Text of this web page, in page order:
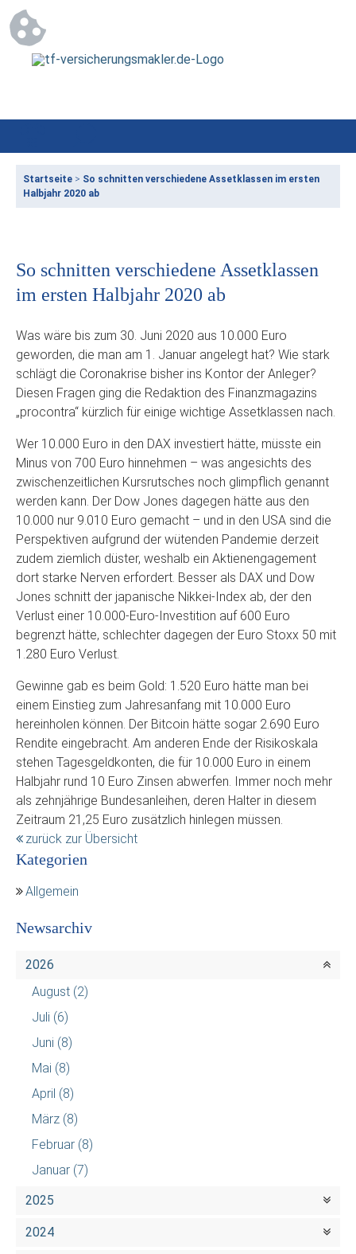
Startseite > So schnitten verschiedene Assetklassen im ersten
Halbjahr 2020 ab
So schnitten verschiedene Assetklassen
im ersten Halbjahr 2020 ab
Was wäre bis zum 30. Juni 2020 aus 10.000 Euro
geworden, die man am 1. Januar angelegt hat? Wie stark
schlägt die Coronakrise bisher ins Kontor der Anleger?
Diesen Fragen ging die Redaktion des Finanzmagazins
„procontra“ kürzlich für einige wichtige Assetklassen nach.
Wer 10.000 Euro in den DAX investiert hätte, müsste ein
Minus von 700 Euro hinnehmen – was angesichts des
zwischenzeitlichen Kursrutsches noch glimpflich genannt
werden kann. Der Dow Jones dagegen hätte aus den
10.000 nur 9.010 Euro gemacht – und in den USA sind die
Perspektiven aufgrund der wütenden Pandemie derzeit
zudem ziemlich düster, weshalb ein Aktienengagement
dort starke Nerven erfordert. Besser als DAX und Dow
Jones schnitt der japanische Nikkei-Index ab, der den
Verlust einer 10.000-Euro-Investition auf 600 Euro
begrenzt hätte, schlechter dagegen der Euro Stoxx 50 mit
1.280 Euro Verlust.
Gewinne gab es beim Gold: 1.520 Euro hätte man bei
einem Einstieg zum Jahresanfang mit 10.000 Euro
hereinholen können. Der Bitcoin hätte sogar 2.690 Euro
Rendite eingebracht. Am anderen Ende der Risikoskala
stehen Tagesgeldkonten, die für 10.000 Euro in einem
Halbjahr rund 10 Euro Zinsen abwerfen. Immer noch mehr
als zehnjährige Bundesanleihen, deren Halter in diesem
Zeitraum 21,25 Euro zusätzlich hinlegen müssen.
zurück zur Übersicht
Kategorien
Allgemein
Newsarchiv
2026
August (2)
Juli (6)
Juni (8)
Mai (8)
April (8)
März (8)
Februar (8)
Januar (7)
2025
2024